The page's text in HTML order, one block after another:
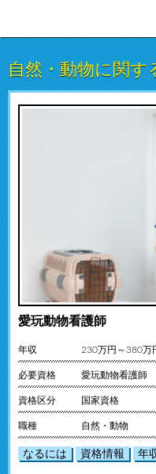
自然・動物に関す
愛玩動物看護師
年収 230万円～380万
必要資格 愛玩動物看護師
資格区分 国家資格
職種 自然・動物
なるには 資格情報 年